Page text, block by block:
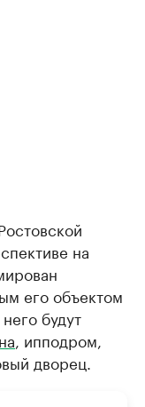
на
его объектом
будут
, ипподром,
дворец.